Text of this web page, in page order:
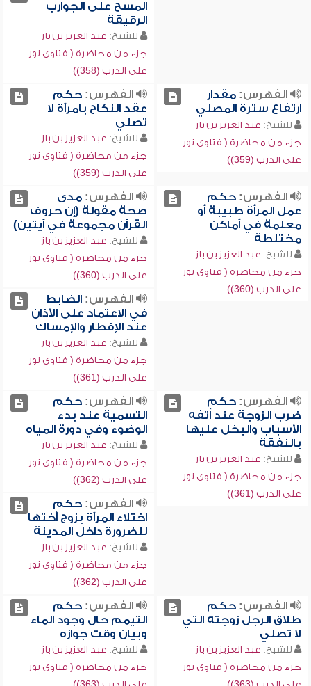
المسح على الجوارب
الرقيقة
للشيخ: عبد العزيز بن باز
جزء من محاضرة ( فتاوى نور
على الدرب (358))
الفهرس:مقدار
ارتفاع سترة المصلي
للشيخ: عبد العزيز بن باز
جزء من محاضرة ( فتاوى نور
على الدرب (359))
الفهرس:حكم
عقد النكاح بامرأة لا
تصلي
للشيخ: عبد العزيز بن باز
جزء من محاضرة ( فتاوى نور
على الدرب (359))
الفهرس:حكم
عمل المرأة طبيبة أو
معلمة في أماكن
مختلطة
للشيخ: عبد العزيز بن باز
جزء من محاضرة ( فتاوى نور
على الدرب (360))
الفهرس:مدى
صحة مقولة (إن حروف
القرآن مجموعة في آيتين)
للشيخ: عبد العزيز بن باز
جزء من محاضرة ( فتاوى نور
على الدرب (360))
الفهرس:الضابط
في الاعتماد على الأذان
عند الإفطار والإمساك
للشيخ: عبد العزيز بن باز
جزء من محاضرة ( فتاوى نور
على الدرب (361))
الفهرس:حكم
ضرب الزوجة عند أتفه
الأسباب والبخل عليها
بالنفقة
للشيخ: عبد العزيز بن باز
جزء من محاضرة ( فتاوى نور
على الدرب (361))
الفهرس:حكم
التسمية عند بدء
الوضوء وفي دورة المياه
للشيخ: عبد العزيز بن باز
جزء من محاضرة ( فتاوى نور
على الدرب (362))
الفهرس:حكم
اختلاء المرأة بزوج أختها
للضرورة داخل المدينة
للشيخ: عبد العزيز بن باز
جزء من محاضرة ( فتاوى نور
على الدرب (362))
الفهرس:حكم
طلاق الرجل زوجته التي
لا تصلي
للشيخ: عبد العزيز بن باز
جزء من محاضرة ( فتاوى نور
الفهرس:حكم
التيمم حال وجود الماء
وبيان وقت جوازه
للشيخ: عبد العزيز بن باز
جزء من محاضرة ( فتاوى نور